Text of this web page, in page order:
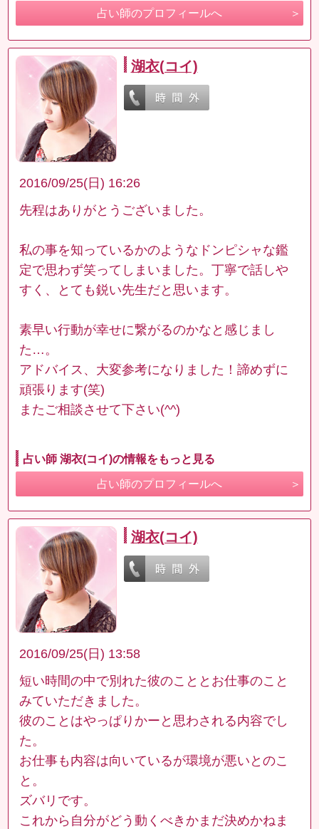
占い師のプロフィールへ
湖衣(コイ)
2016/09/25(日) 16:26
先程はありがとうございました。
私の事を知っているかのようなドンピシャな鑑
定で思わず笑ってしまいました。丁寧で話しや
すく、とても鋭い先生だと思います。
素早い行動が幸せに繋がるのかなと感じまし
た…。
アドバイス、大変参考になりました！諦めずに
頑張ります(笑)
またご相談させて下さい(^^)
占い師 湖衣(コイ)の情報をもっと見る
占い師のプロフィールへ
湖衣(コイ)
2016/09/25(日) 13:58
短い時間の中で別れた彼のこととお仕事のこと
みていただきました。
彼のことはやっぱりかーと思わされる内容でし
た。
お仕事も内容は向いているが環境が悪いとのこ
と。
ズバリです。
これから自分がどう動くべきかまだ決めかねま